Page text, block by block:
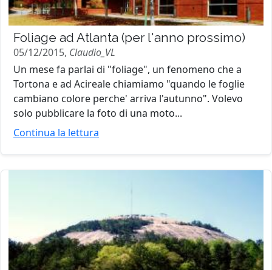
Foliage ad Atlanta (per l'anno prossimo)
05/12/2015, Claudio_VL
Un mese fa parlai di "foliage", un fenomeno che a
Tortona e ad Acireale chiamiamo "quando le foglie
cambiano colore perche' arriva l'autunno". Volevo
solo pubblicare la foto di una moto...
Continua la lettura